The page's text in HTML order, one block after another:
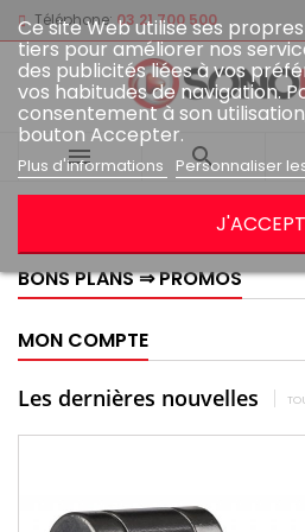
Téléphone: 03 21 700 500
Ce site Web utilise ses
tiers pour améliorer nos
des publicités liées à vos
vos habitudes de navigation.
consentement à son
bouton Accepter.
Plus d'informations Personnaliser
 
BONS PLANS ⇒ PROMOS
MON COMPTE
Les dernières nouvelles